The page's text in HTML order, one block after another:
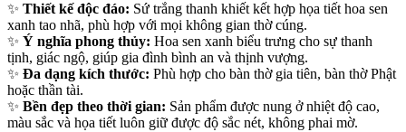
✨ Thiết kế độc đáo: Sứ trắng thanh khiết kết hợp họa tiết hoa sen
xanh tao nhã, phù hợp với mọi không gian thờ cúng.
✨ Ý nghĩa phong thủy: Hoa sen xanh biểu trưng cho sự thanh
tịnh, giác ngộ, giúp gia đình bình an và thịnh vượng.
✨ Đa dạng kích thước: Phù hợp cho bàn thờ gia tiên, bàn thờ Phật
hoặc thần tài.
✨ Bền đẹp theo thời gian: Sản phẩm được nung ở nhiệt độ cao,
màu sắc và họa tiết luôn giữ được độ sắc nét, không phai mờ.